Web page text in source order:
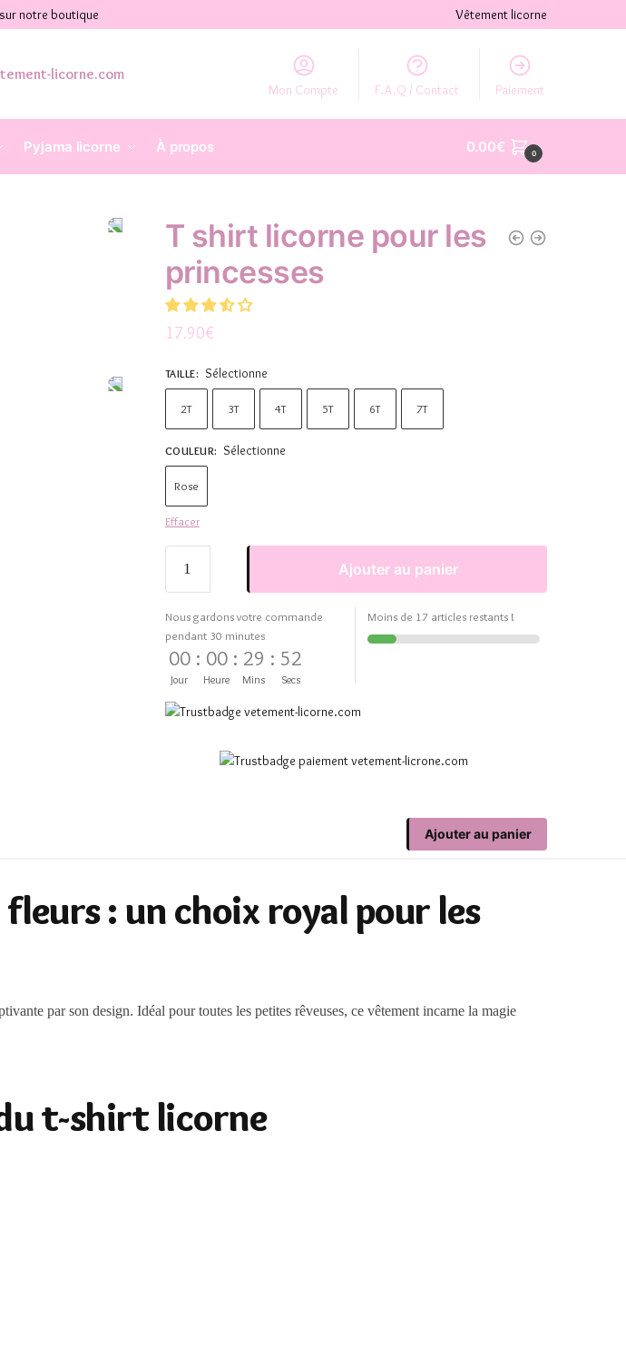
notre boutique Vêtement licorne
Mon Compte F.A.Q / Contact Paiement
Pyjama licorne À propos 0.00€ 0
T shirt licorne pour les
princesses
17.90€
TAILLE: Sélectionne
2T 3T 4T 5T 6T 7T
COULEUR: Sélectionne
Rose
Effacer
Ajouter au panier
Nous gardons votre commande
pendant 30 minutes
00
Jour
: 00
Heure
: 29
Mins
: 51
Secs
Moins de 17 articles restants !
Ajouter au panier
: un choix royal pour les
par son design. Idéal pour toutes les petites rêveuses, ce vêtement incarne la magie
t-shirt licorne